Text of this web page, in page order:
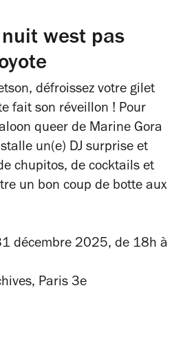
west pas
défroissez votre gilet
fait son réveillon ! Pour
queer de Marine Gora
un(e) DJ surprise et
chupitos, de cocktails et
un bon coup de botte aux
décembre 2025, de 18h à
Paris 3e